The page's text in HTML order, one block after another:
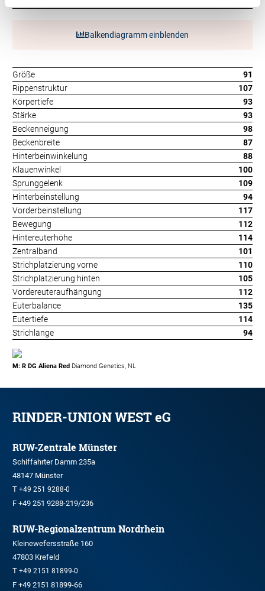
Balkendiagramm einblenden
Größe
91
Rippenstruktur
107
Körpertiefe
93
Stärke
93
Beckenneigung
98
Beckenbreite
87
Hinterbeinwinkelung
88
Klauenwinkel
100
Sprunggelenk
109
Hinterbeinstellung
94
Vorderbeinstellung
117
Bewegung
112
Hintereuterhöhe
114
Zentralband
101
Strichplatzierung vorne
110
Strichplatzierung hinten
105
Vordereuteraufhängung
112
Euterbalance
135
Eutertiefe
114
Strichlänge
94
M: R DG Aliena Red Diamond Genetics, NL
RINDER-UNION WEST eG
RUW-Zentrale Münster
Schiffahrter Damm 235a
48147 Münster
T +49 251 9288-0
F +49 251 9288-219/236
RUW-Regionalzentrum Nordrhein
Kleinewefersstraße 160
47803 Krefeld
T +49 2151 81899-0
F +49 2151 81899-66